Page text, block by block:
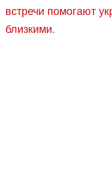
встречи помогают
близкими.